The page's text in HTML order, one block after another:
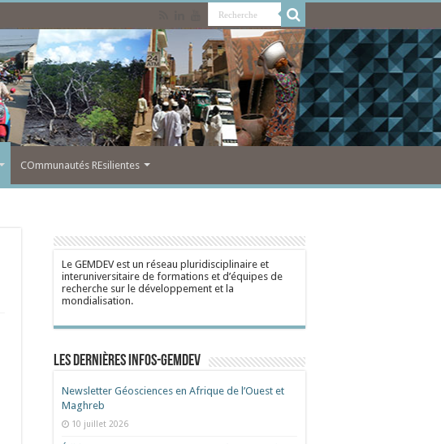
COmmunautés REsilientes
Le GEMDEV est un réseau pluridisciplinaire et
interuniversitaire de formations et d’équipes de
recherche sur le développement et la
mondialisation.
Les dernières Infos-Gemdev
Newsletter Géosciences en Afrique de l’Ouest et
Maghreb
10 juillet 2026